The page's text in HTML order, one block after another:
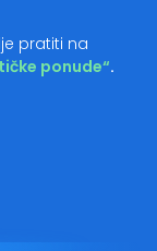
pratiti na
ponude“.